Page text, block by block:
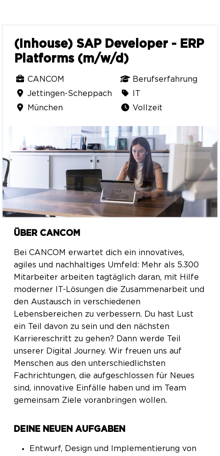
(Inhouse) SAP Developer - ERP
Platforms (m/w/d)
CANCOM
Jettingen-Scheppach
München
Berufserfahrung
IT
Vollzeit
ÜBER CANCOM
Bei CANCOM erwartet dich ein innovatives,
agiles und nachhaltiges Umfeld: Mehr als 5.300
Mitarbeiter arbeiten tagtäglich daran, mit Hilfe
moderner IT-Lösungen die Zusammenarbeit und
den Austausch in verschiedenen
Lebensbereichen zu verbessern. Du hast Lust
ein Teil davon zu sein und den nächsten
Karriereschritt zu gehen? Dann werde Teil
unserer Digital Journey. Wir freuen uns auf
Menschen aus den unterschiedlichsten
Fachrichtungen, die aufgeschlossen für Neues
sind, innovative Einfälle haben und im Team
gemeinsam Ziele voranbringen wollen.
DEINE NEUEN AUFGABEN
Entwurf, Design und Implementierung von